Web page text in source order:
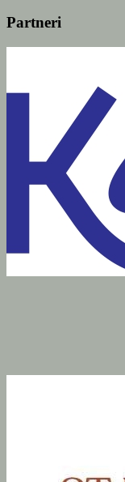
Partneri